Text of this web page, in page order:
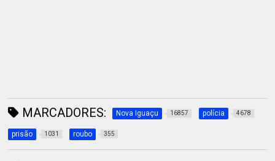
MARCADORES: Nova Iguaçu 16857 polícia 4678
prisão 1031 roubo 355